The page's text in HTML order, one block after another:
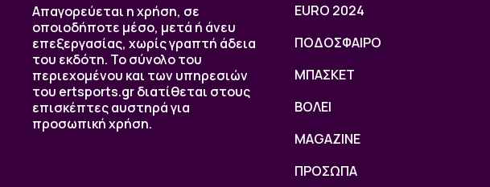
Απαγορεύεται η χρήση, σε
οποιοδήποτε μέσο, μετά ή άνευ
επεξεργασίας, χωρίς γραπτή άδεια
του εκδότη. Το σύνολο του
περιεχομένου και των υπηρεσιών
του ertsports.gr διατίθεται στους
επισκέπτες αυστηρά για
προσωπική χρήση.
EURO 2024
ΠΟΔΟΣΦΑΙΡΟ
ΜΠΑΣΚΕΤ
ΒOΛΕΙ
MAGAZINE
ΠΡΟΣΩΠΑ